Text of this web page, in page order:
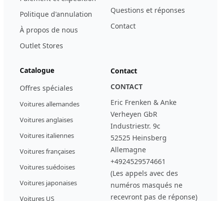
Politique d'annulation
À propos de nous
Outlet Stores
Questions et réponses
Contact
Catalogue
Offres spéciales
Voitures allemandes
Voitures anglaises
Voitures italiennes
Voitures françaises
Voitures suédoises
Voitures japonaises
Voitures US
Contact
CONTACT
Eric Frenken & Anke
Verheyen GbR
Industriestr. 9c
52525 Heinsberg
Allemagne
+4924529574661
(Les appels avec des
numéros masqués ne
recevront pas de réponse)